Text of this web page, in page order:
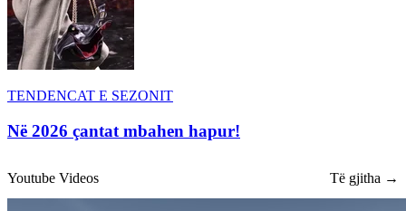
TENDENCAT E SEZONIT
Në 2026 çantat mbahen hapur!
Youtube Videos Të gjitha →